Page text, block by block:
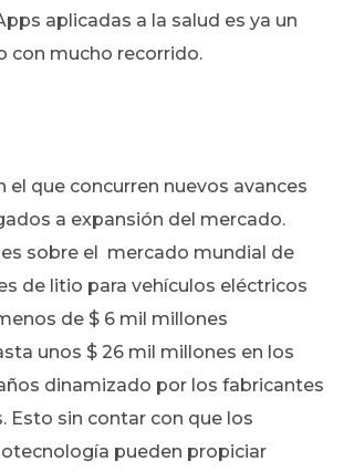
aplicadas a la salud es ya un
con mucho recorrido.
el que concurren nuevos avances
a expansión del mercado.
sobre el mercado mundial de
de litio para vehículos eléctricos
de $ 6 mil millones
unos $ 26 mil millones en los
dinamizado por los fabricantes
Esto sin contar con que los
pueden propiciar